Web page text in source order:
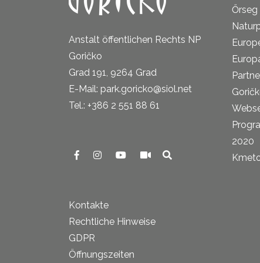
Anstalt öffentlichen Rechts NP
Goričko
Grad 191, 9264 Grad
E-Mail: park.goricko@siol.net
Tel.: +386 2 551 88 61
Kontakte
Rechtliche Hinweise
GDPR
Öffnungszeiten
2020